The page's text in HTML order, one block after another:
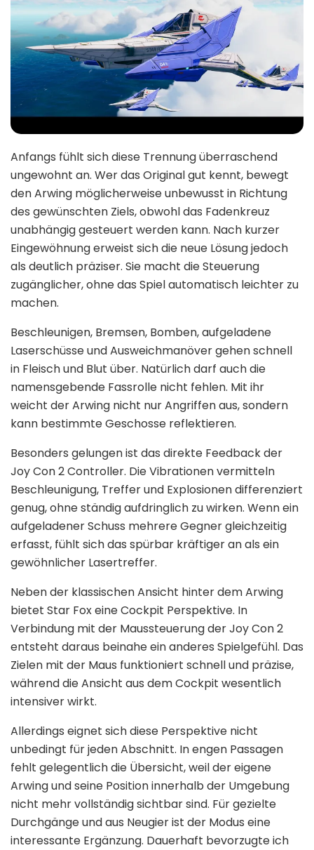
Anfangs fühlt sich diese Trennung überraschend
ungewohnt an. Wer das Original gut kennt, bewegt
den Arwing möglicherweise unbewusst in Richtung
des gewünschten Ziels, obwohl das Fadenkreuz
unabhängig gesteuert werden kann. Nach kurzer
Eingewöhnung erweist sich die neue Lösung jedoch
als deutlich präziser. Sie macht die Steuerung
zugänglicher, ohne das Spiel automatisch leichter zu
machen.
Beschleunigen, Bremsen, Bomben, aufgeladene
Laserschüsse und Ausweichmanöver gehen schnell
in Fleisch und Blut über. Natürlich darf auch die
namensgebende Fassrolle nicht fehlen. Mit ihr
weicht der Arwing nicht nur Angriffen aus, sondern
kann bestimmte Geschosse reflektieren.
Besonders gelungen ist das direkte Feedback der
Joy Con 2 Controller. Die Vibrationen vermitteln
Beschleunigung, Treffer und Explosionen differenziert
genug, ohne ständig aufdringlich zu wirken. Wenn ein
aufgeladener Schuss mehrere Gegner gleichzeitig
erfasst, fühlt sich das spürbar kräftiger an als ein
gewöhnlicher Lasertreffer.
Neben der klassischen Ansicht hinter dem Arwing
bietet Star Fox eine Cockpit Perspektive. In
Verbindung mit der Maussteuerung der Joy Con 2
entsteht daraus beinahe ein anderes Spielgefühl. Das
Zielen mit der Maus funktioniert schnell und präzise,
während die Ansicht aus dem Cockpit wesentlich
intensiver wirkt.
Allerdings eignet sich diese Perspektive nicht
unbedingt für jeden Abschnitt. In engen Passagen
fehlt gelegentlich die Übersicht, weil der eigene
Arwing und seine Position innerhalb der Umgebung
nicht mehr vollständig sichtbar sind. Für gezielte
Durchgänge und aus Neugier ist der Modus eine
interessante Ergänzung. Dauerhaft bevorzugte ich